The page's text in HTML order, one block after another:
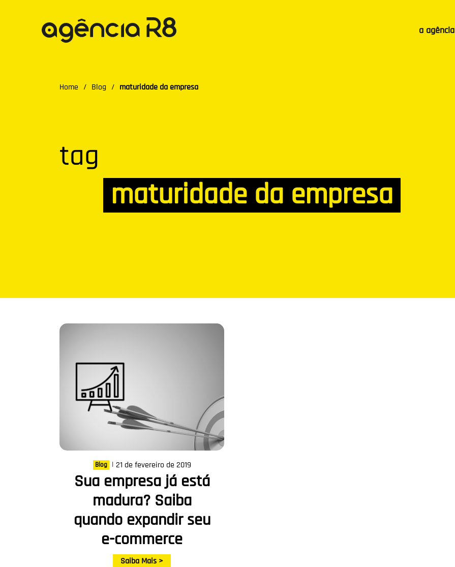
a agência
Home / Blog / maturidade da empresa
tag
maturidade da empresa
Blog | 21 de fevereiro de 2019
Sua empresa já está
madura? Saiba
quando expandir seu
e-commerce
Saiba Mais >